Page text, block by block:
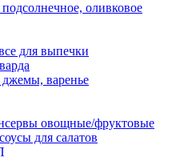
оливковое
для выпечки
варенье
овощные/фруктовые
для салатов